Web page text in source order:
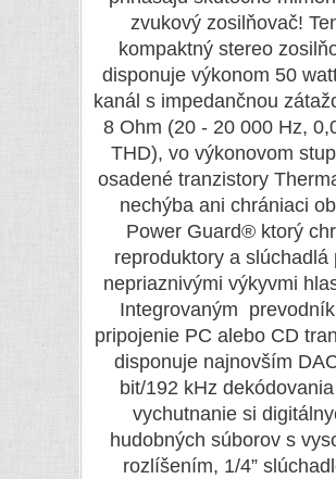
zvukový zosilňovač!
kompaktný stereo
disponuje výkonom 50
kanál s impedančnou
8 Ohm (20 - 20 000 Hz,
THD), vo výkonovom
osadené tranzistory
nechýba ani chrániaci
Power Guard® ktorý
reproduktory a slúchadlá
nepriaznivými výkyvmi
Integrovaným
pripojenie PC alebo CD
disponuje najnovším
bit/192 kHz
vychutnanie si
hudobných súborov s
rozlíšením, 1/4”